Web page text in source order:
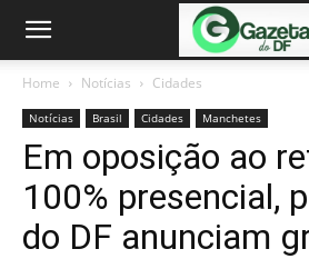
Home Notícias Cidades
Notícias Brasil Cidades Manchetes
Em oposição ao
100% presencial,
do DF anunciam